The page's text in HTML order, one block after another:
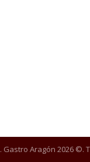
. Gastro Aragón 2026 ©.